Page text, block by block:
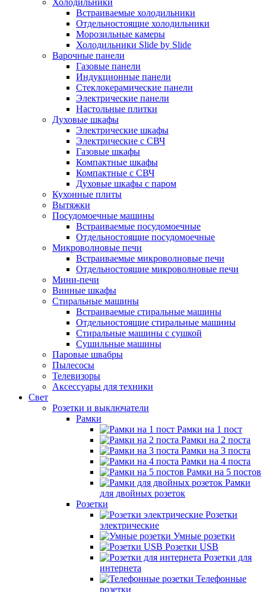
Холодильники
Встраиваемые холодильники
Отдельностоящие холодильники
Морозильные камеры
Холодильники Slide by Slide
Варочные панели
Газовые панели
Индукционные панели
Стеклокерамические панели
Электрические панели
Настольные плитки
Духовые шкафы
Электрические шкафы
Электрические с СВЧ
Газовые шкафы
Компактные шкафы
Компактные с СВЧ
Духовые шкафы с паром
Кухонные плиты
Вытяжки
Посудомоечные машины
Встраиваемые посудомоечные
Отдельностоящие посудомоечные
Микроволновые печи
Встраиваемые микроволновые печи
Отдельностоящие микроволновые печи
Мини-печи
Винные шкафы
Стиральные машины
Встраиваемые стиральные машины
Отдельностоящие стиральные машины
Стиральные машины с сушкой
Сушильные машины
Паровые швабры
Пылесосы
Телевизоры
Аксессуары для техники
Свет
Розетки и выключатели
Рамки
Рамки на 1 пост
Рамки на 2 поста
Рамки на 3 поста
Рамки на 4 поста
Рамки на 5 постов
Рамки
для двойных розеток
Розетки
Розетки
электрические
Умные розетки
Розетки USB
Розетки для
интернета
Телефонные
розетки